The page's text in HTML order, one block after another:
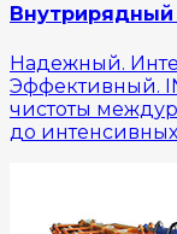
Внутрирядный
Надежный.
Эффективный.
чистоты
до